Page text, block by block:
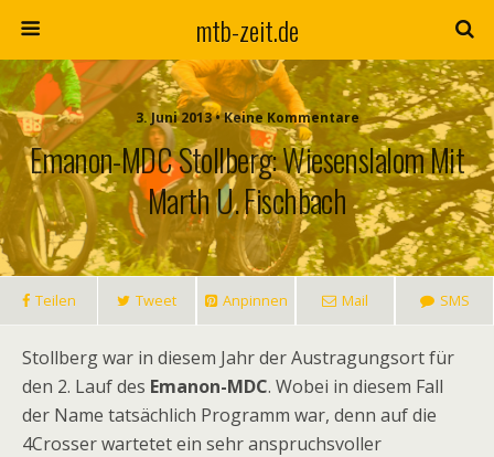
mtb-zeit.de
3. Juni 2013 • Keine Kommentare
Emanon-MDC Stollberg: Wiesenslalom Mit
Marth U. Fischbach
Teilen Tweet Anpinnen Mail SMS
Stollberg war in diesem Jahr der Austragungsort für
den 2. Lauf des Emanon-MDC. Wobei in diesem Fall
der Name tatsächlich Programm war, denn auf die
4Crosser wartetet ein sehr anspruchsvoller